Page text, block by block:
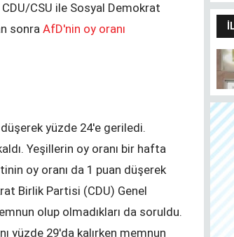
CSU ile Sosyal Demokrat
sonra AfD'nin oy oranı
yüzde 24'e geriledi.
Yeşillerin oy oranı bir hafta
oy oranı da 1 puan düşerek
Birlik Partisi (CDU) Genel
olup olmadıkları da soruldu.
yüzde 29'da kalırken memnun
taşınmaz satmayı ve almayı
bu haberi okusun